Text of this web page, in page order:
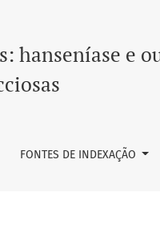
hanseníase e
FONTES DE INDEXAÇÃO